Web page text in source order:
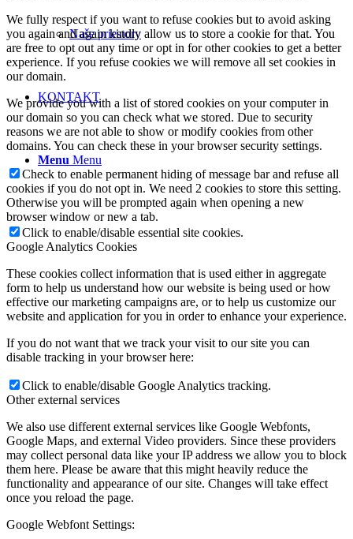
Naše priestory
KONTAKT
Menu Menu
We fully respect if you want to refuse cookies but to avoid asking
you again and again kindly allow us to store a cookie for that. You
are free to opt out any time or opt in for other cookies to get a better
experience. If you refuse cookies we will remove all set cookies in
our domain.
We provide you with a list of stored cookies on your computer in
our domain so you can check what we stored. Due to security
reasons we are not able to show or modify cookies from other
domains. You can check these in your browser security settings.
Check to enable permanent hiding of message bar and refuse all
cookies if you do not opt in. We need 2 cookies to store this setting.
Otherwise you will be prompted again when opening a new
browser window or new a tab.
Click to enable/disable essential site cookies.
Google Analytics Cookies
These cookies collect information that is used either in aggregate
form to help us understand how our website is being used or how
effective our marketing campaigns are, or to help us customize our
website and application for you in order to enhance your experience.
If you do not want that we track your visit to our site you can
disable tracking in your browser here:
Click to enable/disable Google Analytics tracking.
Other external services
We also use different external services like Google Webfonts,
Google Maps, and external Video providers. Since these providers
may collect personal data like your IP address we allow you to block
them here. Please be aware that this might heavily reduce the
functionality and appearance of our site. Changes will take effect
once you reload the page.
Google Webfont Settings: